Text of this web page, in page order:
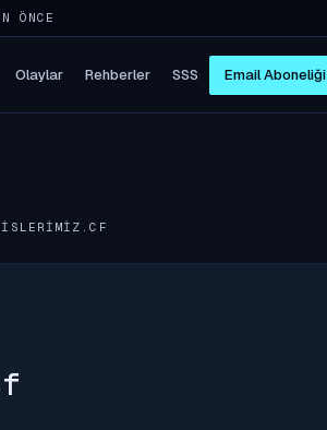
ÖNCE
Olaylar Rehberler SSS Email Aboneliği